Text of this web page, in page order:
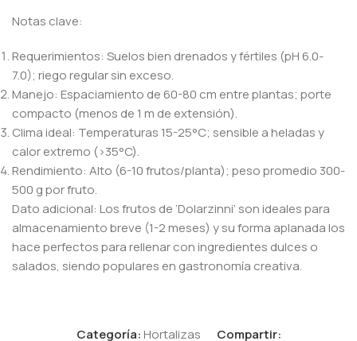
Notas clave:
Requerimientos: Suelos bien drenados y fértiles (pH 6.0-
7.0); riego regular sin exceso.
Manejo: Espaciamiento de 60-80 cm entre plantas; porte
compacto (menos de 1 m de extensión).
Clima ideal: Temperaturas 15-25°C; sensible a heladas y
calor extremo (>35°C).
Rendimiento: Alto (6-10 frutos/planta); peso promedio 300-
500 g por fruto.
Dato adicional: Los frutos de ‘Dolarzinni’ son ideales para
almacenamiento breve (1-2 meses) y su forma aplanada los
hace perfectos para rellenar con ingredientes dulces o
salados, siendo populares en gastronomía creativa.
Categoría:Hortalizas Compartir: